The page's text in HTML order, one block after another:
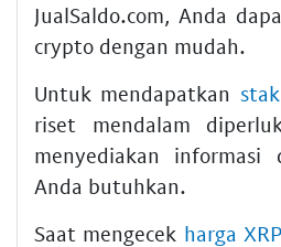
JualSaldo.com, Anda
crypto dengan mudah.
Untuk mendapatkan
riset mendalam
menyediakan informasi
Anda butuhkan.
Saat mengecek harga